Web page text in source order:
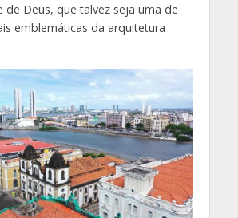
de Deus, que talvez seja uma de
emblemáticas da arquitetura